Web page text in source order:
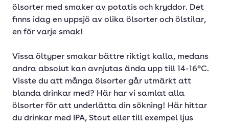
Gin
Kryddig
Likör
Ljus rom
Longdrink
ölsorter med smaker av potatis och kryddor. Det
finns idag en uppsjö av olika ölsorter och ölstilar,
en för varje smak!
Vissa öltyper smakar bättre riktigt kalla, medans
andra absolut kan avnjutas ända upp till 14-16°C.
Visste du att många ölsorter går utmärkt att
blanda drinkar med? Här har vi samlat alla
ölsorter för att underlätta din sökning! Här hittar
du drinkar med IPA, Stout eller till exempel ljus